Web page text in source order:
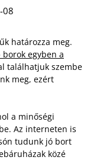
08
határozza meg.
borok egyben a
találhatjuk szembe
meg, ezért
a minőségi
Az interneten is
tudunk jó bort
közé